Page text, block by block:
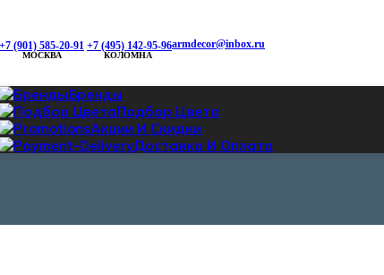
+7 (901) 585-20-91
МОСКВА
+7 (495) 142-95-96
КОЛОМНА
armdecor@inbox.ru
Бренды
Подбор Цвета
Акции И Скидки
Доставка И Оплата